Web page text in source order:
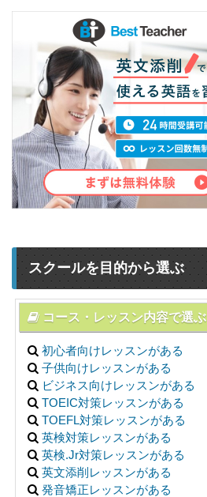
スクールを目的から選ぶ
コース・レッスン内容で選ぶ
初心者向けレッスンがある
子供向けレッスンがある
ビジネス向けレッスンがある
TOEIC対策レッスンがある
TOEFL対策レッスンがある
英検対策レッスンがある
英検.Jr対策レッスンがある
英文添削レッスンがある
発音矯正レッスンがある